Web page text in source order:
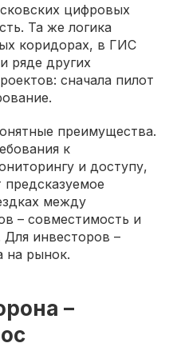
цифровых
Та же логика
коридорах, в ГИС
ряде других
сначала пилот
преимущества.
к
и доступу,
предсказуемое
между
– совместимость и
Для инвесторов –
на рынок.
–